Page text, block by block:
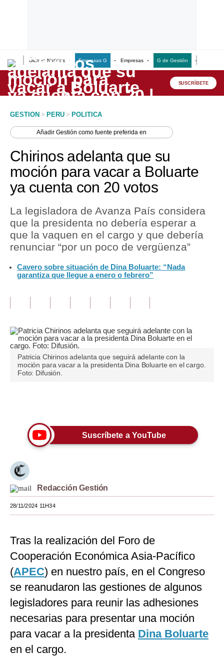
Últimas Noticias Empresas G Empresas G de Gestión
Lo último
Peru Quiosco
Economía
Mercados
Política
Tu Dinero
Finanzas Personales
Editorial
Pregunta de hoy
Lujo
Viajes
Moda
Estilos
Mundo
México
España
Internacional
Tecnología
Club del Suscriptor
SUSCRÍBETE
GESTION > PERU > POLITICA
AñadirGestión como fuente preferida en
Chirinos adelanta que su
moción para vacar a Boluarte
ya cuenta con 20 votos
La legisladora de Avanza País considera
que la presidenta no debería esperar a
que la vaquen en el cargo y que debería
renunciar “por un poco de vergüenza”
Cavero sobre situación de Dina Boluarte: “Nada
garantiza que llegue a enero o febrero”
Patricia Chirinos adelanta que seguirá adelante con la
moción para vacar a la presidenta Dina Boluarte en el cargo.
Foto: Difusión.
Suscríbete a YouTube
Redacción Gestión
28/11/2024 11H34
Tras la realización del Foro de
Cooperación Económica Asia-Pacífico
(APEC) en nuestro país, en el Congreso
se reanudaron las gestiones de algunos
legisladores para reunir las adhesiones
necesarias para presentar una moción
para vacar a la presidenta Dina Boluarte
en el cargo.